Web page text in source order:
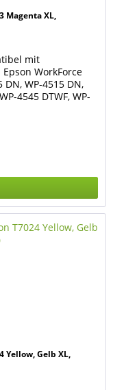
Magenta XL,
mit
WorkForce
DN, WP-4515 DN,
4545 DTWF, WP-
den
Epson...
Yellow, Gelb XL,